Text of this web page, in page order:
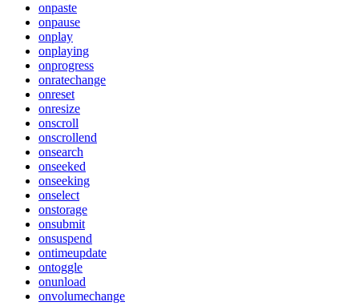
onpaste
onpause
onplay
onplaying
onprogress
onratechange
onreset
onresize
onscroll
onscrollend
onsearch
onseeked
onseeking
onselect
onstorage
onsubmit
onsuspend
ontimeupdate
ontoggle
onunload
onvolumechange